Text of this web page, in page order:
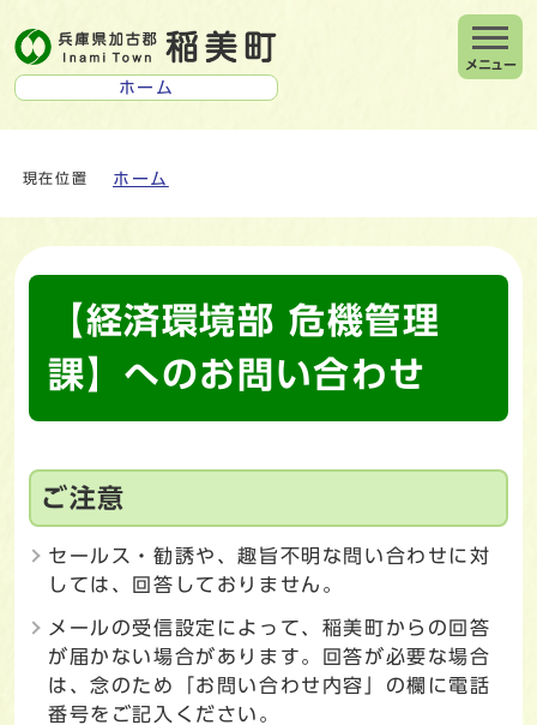
ホーム
メニュー
現在位置 ホーム
【経済環境部 危機管理
課】へのお問い合わせ
ご注意
セールス・勧誘や、趣旨不明な問い合わせに対
しては、回答しておりません。
メールの受信設定によって、稲美町からの回答
が届かない場合があります。回答が必要な場合
は、念のため「お問い合わせ内容」の欄に電話
番号をご記入ください。